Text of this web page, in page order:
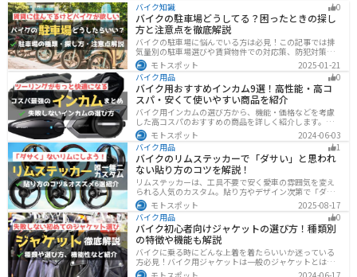
バイク知識 0
バイクの駐車場どうしてる？困ったときの探し
方と注意点を徹底解説
バイクの駐車場に悩んでいる方は必見！この記事では排
気量別の駐車場選びや賃貸物件での対応策、防犯対策を
解説します。実は駐車場の種類やマナーを押さえるだけ
で快適なバイクライフが実現可能です。記事を読み駐車
場探しのコツをぜひチェックしてください。
モトスポット
2025-01-21
バイク用品
0
バイク用おすすめインカム9選！高性能・高コ
スパ・安くて使いやすい商品を紹介
バイク用インカムの選び方から、機能・価格などを考慮
した高コスパのおすすめの商品を詳しく紹介します。初
心者からベテランライダーまで、マスツーやソロツーに
適した最適なインカムを見つけるための参考にしてくだ
さい。
モトスポット
2024-06-03
バイク用品
1
バイクのリムステッカーで「ダサい」と思われ
ない貼り方のコツを解説！
リムステッカーは、工具不要で安く愛車の雰囲気を変え
られる人気のカスタム。貼り方やデザイン次第で「ダサ
い」仕上がりになることも。本記事では失敗例や選び
方、きれいに貼るコツからおすすめ商品まで詳しく紹
介。初心者でも安心して足回りをカッコよくドレスアッ
プできます。
モトスポット
2025-08-17
バイク用品
0
バイク初心者向けジャケットの選び方！種類別
の特徴や機能も解説
バイクに乗る時にどんな上着を着たらいいか迷っている
方必見！バイク用ジャケットは一般のジャケットとは違
い、バイク専用に作られています。動きやすさ・快適